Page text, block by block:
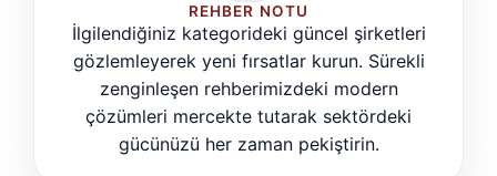
REHBER NOTU
İlgilendiğiniz kategorideki güncel şirketleri
gözlemleyerek yeni fırsatlar kurun. Sürekli
zenginleşen rehberimizdeki modern
çözümleri mercekte tutarak sektördeki
gücünüzü her zaman pekiştirin.